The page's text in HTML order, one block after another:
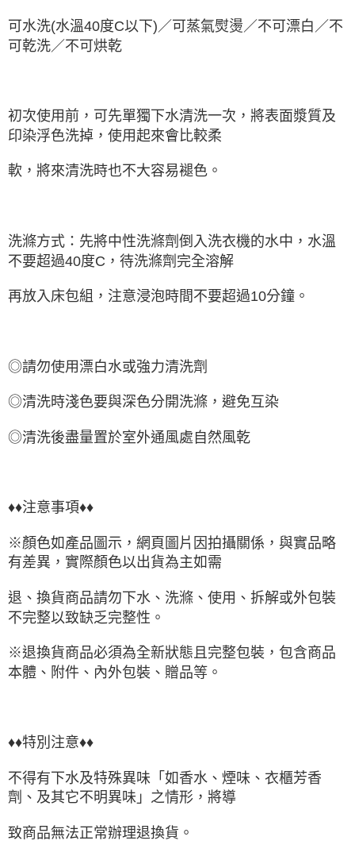
可水洗(水溫40度C以下)／可蒸氣熨燙／不可漂白／不
可乾洗／不可烘乾
初次使用前，可先單獨下水清洗一次，將表面漿質及
印染浮色洗掉，使用起來會比較柔
軟，將來清洗時也不大容易褪色。
洗滌方式：先將中性洗滌劑倒入洗衣機的水中，水溫
不要超過40度C，待洗滌劑完全溶解
再放入床包組，注意浸泡時間不要超過10分鐘。
◎請勿使用漂白水或強力清洗劑
◎清洗時淺色要與深色分開洗滌，避免互染
◎清洗後盡量置於室外通風處自然風乾
♦♦注意事項♦♦
※顏色如產品圖示，網頁圖片因拍攝關係，與實品略
有差異，實際顏色以出貨為主如需
退、換貨商品請勿下水、洗滌、使用、拆解或外包裝
不完整以致缺乏完整性。
※退換貨商品必須為全新狀態且完整包裝，包含商品
本體、附件、內外包裝、贈品等。
♦♦特別注意♦♦
不得有下水及特殊異味「如香水、煙味、衣櫃芳香
劑、及其它不明異味」之情形，將導
致商品無法正常辦理退換貨。